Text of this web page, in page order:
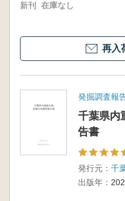
新刊 在庫なし
再入
発掘調査報
千葉県内
告書
発行元： 千
出版年：